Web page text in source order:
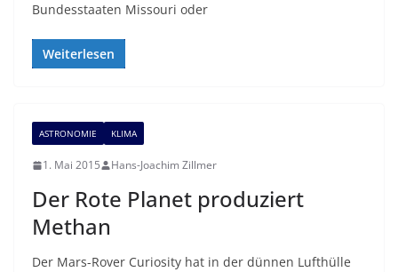
Bundesstaaten Missouri oder
Weiterlesen
ASTRONOMIE KLIMA
1. Mai 2015 Hans-Joachim Zillmer
Der Rote Planet produziert
Methan
Der Mars-Rover Curiosity hat in der dünnen Lufthülle